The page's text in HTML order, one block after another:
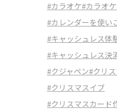
#カラオケ#カラオ
#カレンダーを使い
#キャッシュレス体
#キャッシュレス決
#クジャペン#クリ
#クリスマスイブ
#クリスマスカード